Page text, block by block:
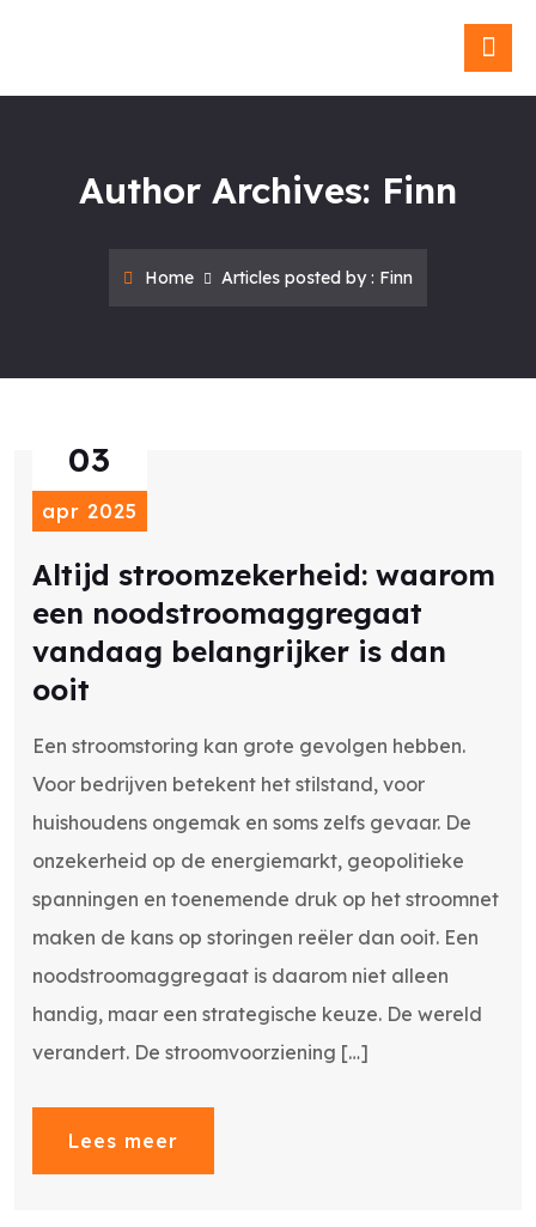
Author Archives: Finn
Home Articles posted by : Finn
03
apr 2025
Altijd stroomzekerheid: waarom
een noodstroomaggregaat
vandaag belangrijker is dan
ooit
Een stroomstoring kan grote gevolgen hebben.
Voor bedrijven betekent het stilstand, voor
huishoudens ongemak en soms zelfs gevaar. De
onzekerheid op de energiemarkt, geopolitieke
spanningen en toenemende druk op het stroomnet
maken de kans op storingen reëler dan ooit. Een
noodstroomaggregaat is daarom niet alleen
handig, maar een strategische keuze. De wereld
verandert. De stroomvoorziening […]
Lees meer